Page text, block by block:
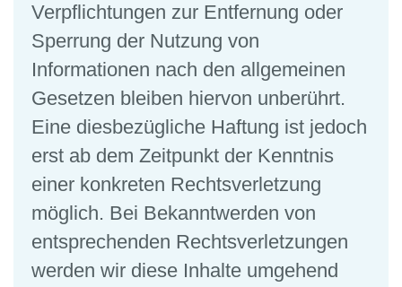
Verpflichtungen zur Entfernung oder
Sperrung der Nutzung von
Informationen nach den allgemeinen
Gesetzen bleiben hiervon unberührt.
Eine diesbezügliche Haftung ist jedoch
erst ab dem Zeitpunkt der Kenntnis
einer konkreten Rechtsverletzung
möglich. Bei Bekanntwerden von
entsprechenden Rechtsverletzungen
werden wir diese Inhalte umgehend